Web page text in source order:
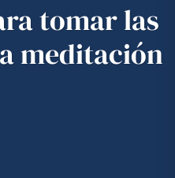
tomar las
meditación